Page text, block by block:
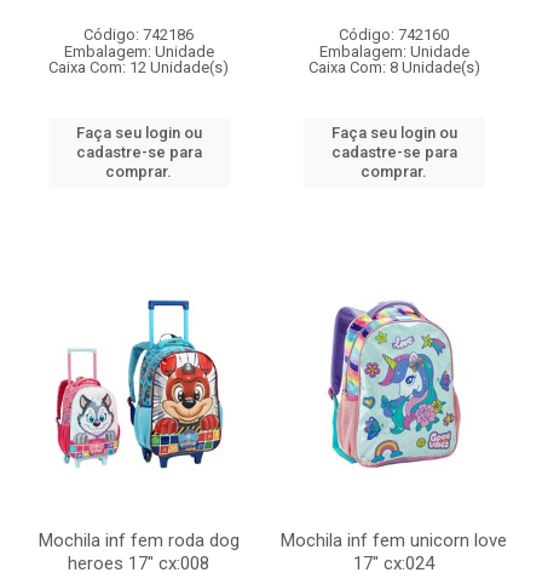
Código: 742186
Embalagem: Unidade
Caixa Com: 12 Unidade(s)
Faça seu login ou
cadastre-se para
comprar.
Código: 742160
Embalagem: Unidade
Caixa Com: 8 Unidade(s)
Faça seu login ou
cadastre-se para
comprar.
Mochila inf fem roda dog
heroes 17" cx:008
Mochila inf fem unicorn love
17" cx:024